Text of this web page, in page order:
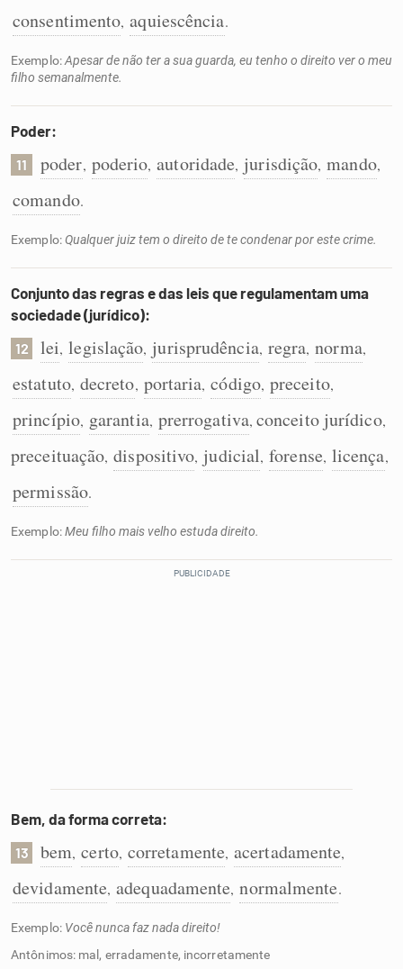
consentimento, aquiescência.
Exemplo:Apesar de não ter a sua guarda, eu tenho o direito ver o meu
filho semanalmente.
Poder:
11 poder, poderio, autoridade, jurisdição, mando,
comando.
Exemplo:Qualquer juiz tem o direito de te condenar por este crime.
Conjunto das regras e das leis que regulamentam uma
sociedade (jurídico):
12 lei, legislação, jurisprudência, regra, norma,
estatuto, decreto, portaria, código, preceito,
princípio, garantia, prerrogativa, conceito jurídico,
preceituação, dispositivo, judicial, forense, licença,
permissão.
Exemplo:Meu filho mais velho estuda direito.
Bem, da forma correta:
13 bem, certo, corretamente, acertadamente,
devidamente, adequadamente, normalmente.
Exemplo: Você nunca faz nada direito!
Antônimos: mal, erradamente, incorretamente